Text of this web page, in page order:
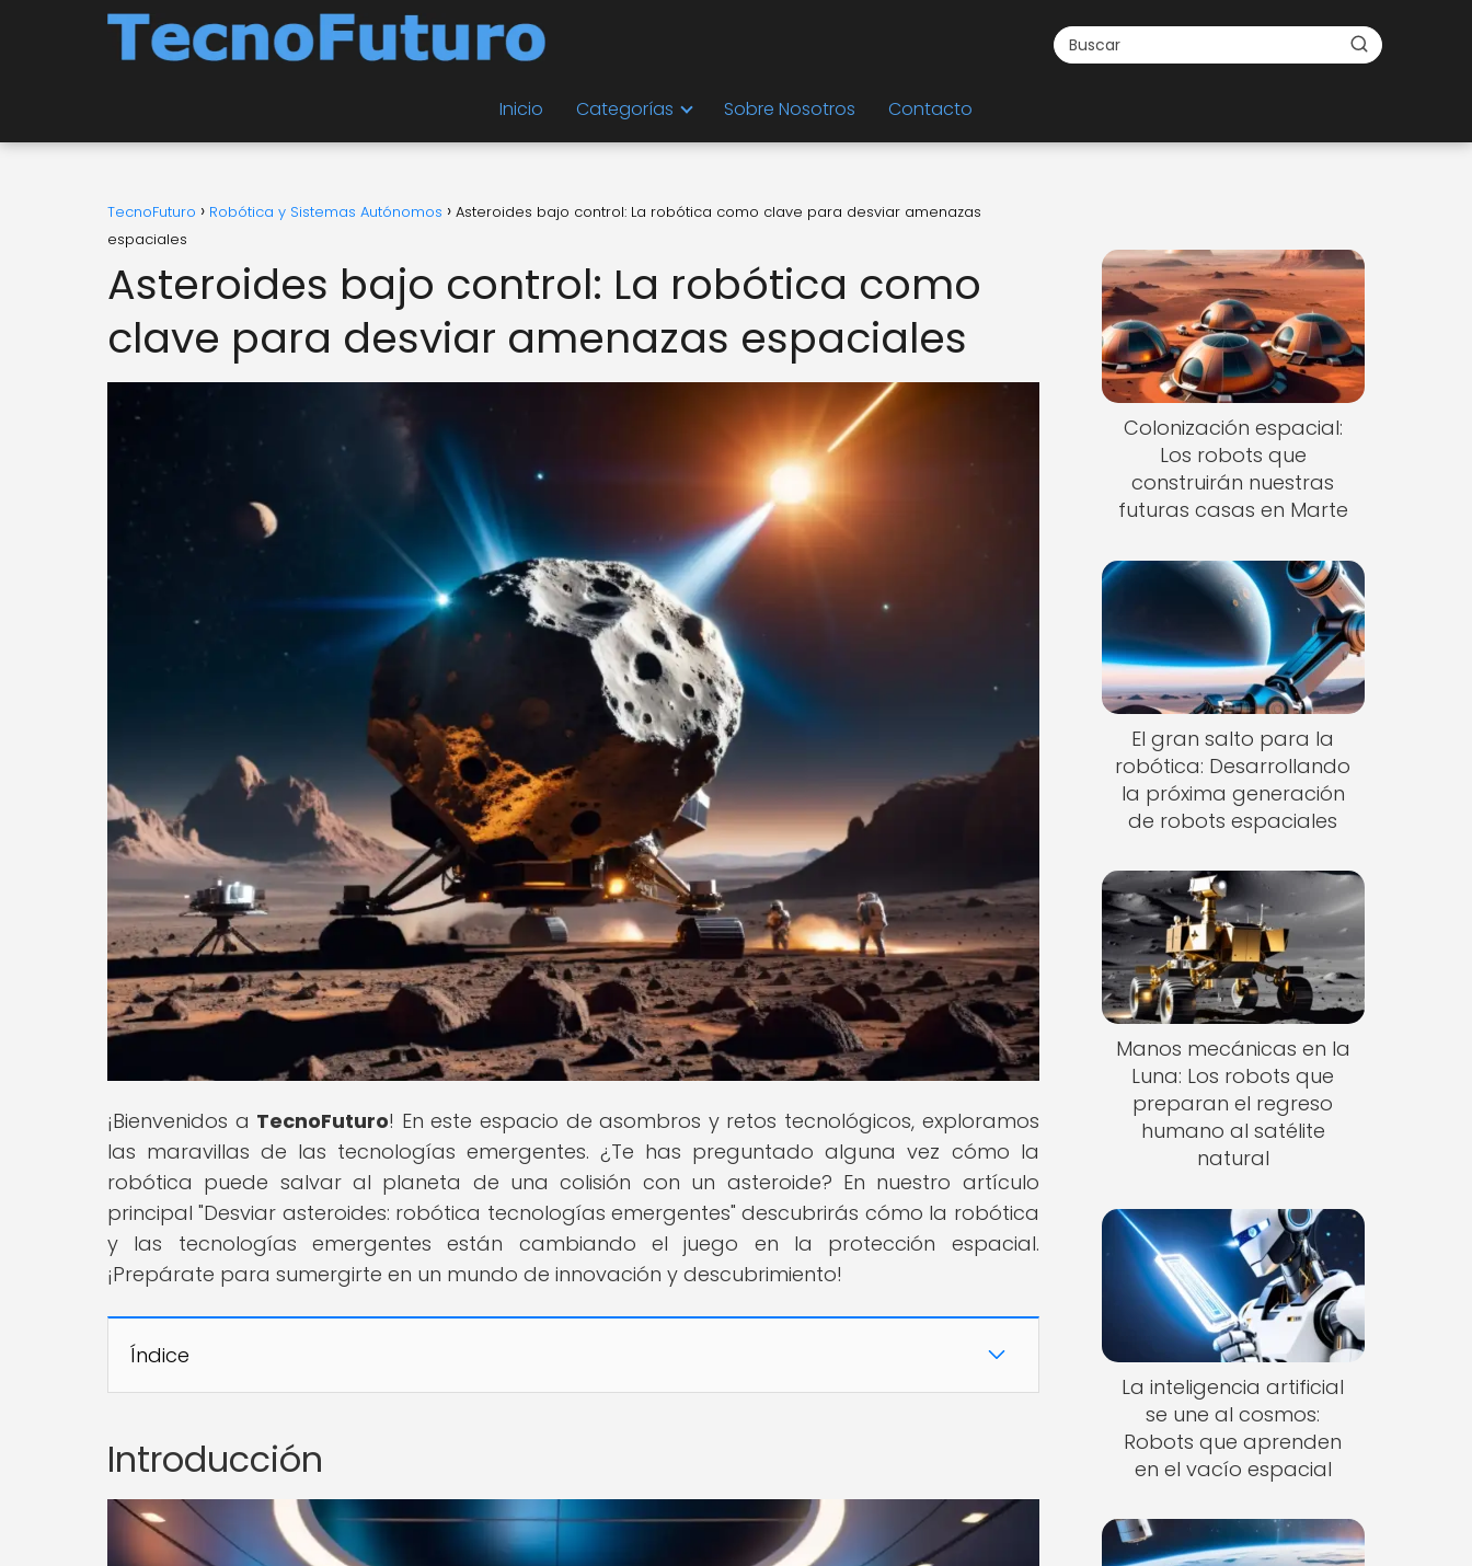
Inicio Categorías Sobre Nosotros Contacto
TecnoFuturo Robótica y Sistemas Autónomos
Asteroides bajo control: La robótica como clave para desviar amenazas
espaciales
Asteroides bajo control: La robótica como
clave para desviar amenazas espaciales
¡Bienvenidos a TecnoFuturo! En este espacio de asombros y retos tecnológicos, exploramos
las maravillas de las tecnologías emergentes. ¿Te has preguntado alguna vez cómo la
robótica puede salvar al planeta de una colisión con un asteroide? En nuestro artículo
principal "Desviar asteroides: robótica tecnologías emergentes" descubrirás cómo la robótica
y las tecnologías emergentes están cambiando el juego en la protección espacial.
¡Prepárate para sumergirte en un mundo de innovación y descubrimiento!
Índice
Introducción
Nuevo
Colonización espacial:
Los robots que
construirán nuestras
futuras casas en Marte
El gran salto para la
robótica: Desarrollando
la próxima generación
de robots espaciales
Manos mecánicas en la
Luna: Los robots que
preparan el regreso
humano al satélite
natural
La inteligencia artificial
se une al cosmos:
Robots que aprenden
en el vacío espacial